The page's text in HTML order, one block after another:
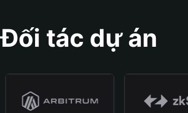
Đối tác dự án